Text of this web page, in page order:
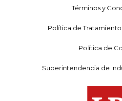
Términos y
Política de
Política de
Superintendencia de